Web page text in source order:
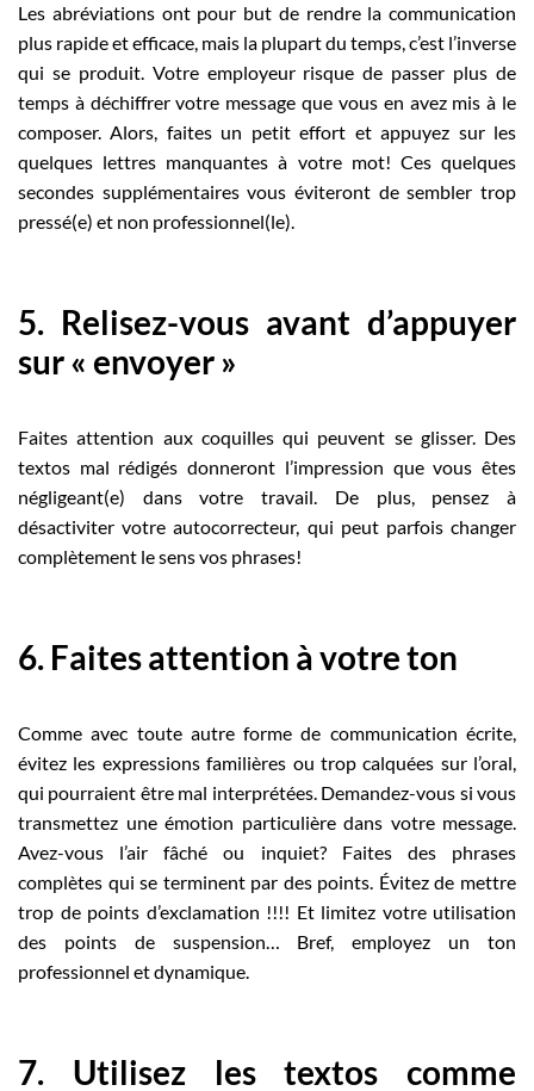
Les abréviations ont pour but de rendre la communication
plus rapide et efficace, mais la plupart du temps, c’est l’inverse
qui se produit. Votre employeur risque de passer plus de
temps à déchiffrer votre message que vous en avez mis à le
composer. Alors, faites un petit effort et appuyez sur les
quelques lettres manquantes à votre mot! Ces quelques
secondes supplémentaires vous éviteront de sembler trop
pressé(e) et non professionnel(le).
5. Relisez-vous avant d’appuyer
sur « envoyer »
Faites attention aux coquilles qui peuvent se glisser. Des
textos mal rédigés donneront l’impression que vous êtes
négligeant(e) dans votre travail. De plus, pensez à
désactiviter votre autocorrecteur, qui peut parfois changer
complètement le sens vos phrases!
6. Faites attention à votre ton
Comme avec toute autre forme de communication écrite,
évitez les expressions familières ou trop calquées sur l’oral,
qui pourraient être mal interprétées. Demandez-vous si vous
transmettez une émotion particulière dans votre message.
Avez-vous l’air fâché ou inquiet? Faites des phrases
complètes qui se terminent par des points. Évitez de mettre
trop de points d’exclamation !!!! Et limitez votre utilisation
des points de suspension… Bref, employez un ton
professionnel et dynamique.
7. Utilisez les textos comme